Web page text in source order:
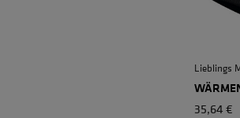
Lieblings
35,64 €